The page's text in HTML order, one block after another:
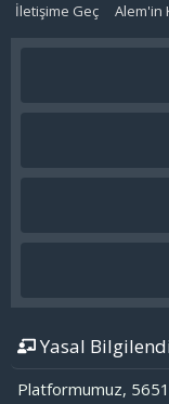
İletişime Geç
Alem'in
Yasal
Platformumuz, 5651